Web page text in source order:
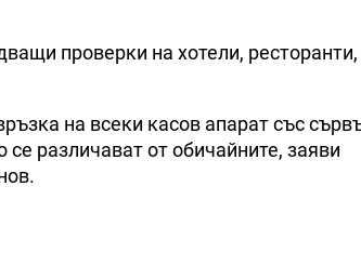
проверки на хотели, ресторанти,
на всеки касов апарат със
различават от обичайните, заяви